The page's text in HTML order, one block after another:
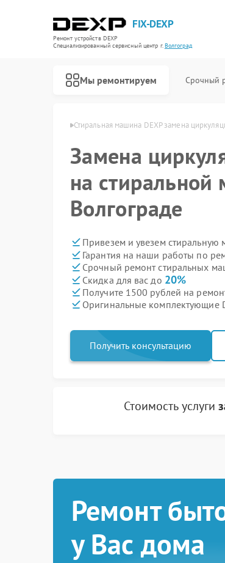
FIX-DEXP
Ремонт устройств DEXP
Специализированный cервисный центр г.Волгоград
Мы ремонтируем Срочный
Стиральная машина DEXP замена
Замена
на стиральной
Волгограде
Привезем и увезем стиральную
Гарантия на наши работы по
Срочный ремонт стиральных
Скидка для вас до 20%
Получите 1500 рублей на
Оригинальные комплектующие
Получить консультацию
Стоимость услуги
Ремонт
у Вас дома